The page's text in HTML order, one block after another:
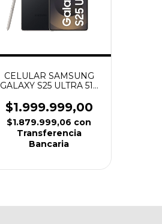
CELULAR SAMSUNG
GALAXY S25 ULTRA 512
$1.999.999,00
$1.879.999,06 con
Transferencia
Bancaria